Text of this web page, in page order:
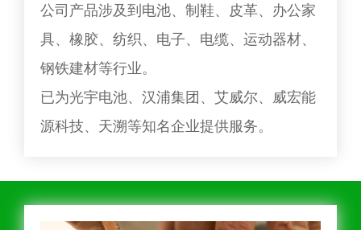
公司产品涉及到电池、制鞋、皮革、办公家
具、橡胶、纺织、电子、电缆、运动器材、
钢铁建材等行业。
已为光宇电池、汉浦集团、艾威尔、威宏能
源科技、天溯等知名企业提供服务。